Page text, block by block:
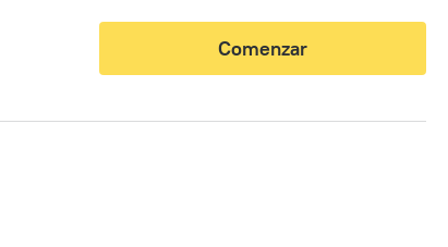
Comenzar